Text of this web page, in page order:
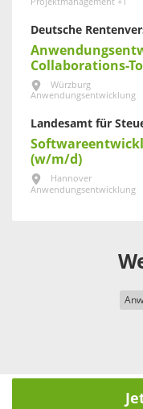
Deutsche
Collaborations-
Würzburg
Anwendungsentwicklung
Landesamt für
(w/m/d)
Hannover
Anwendungsentwicklung